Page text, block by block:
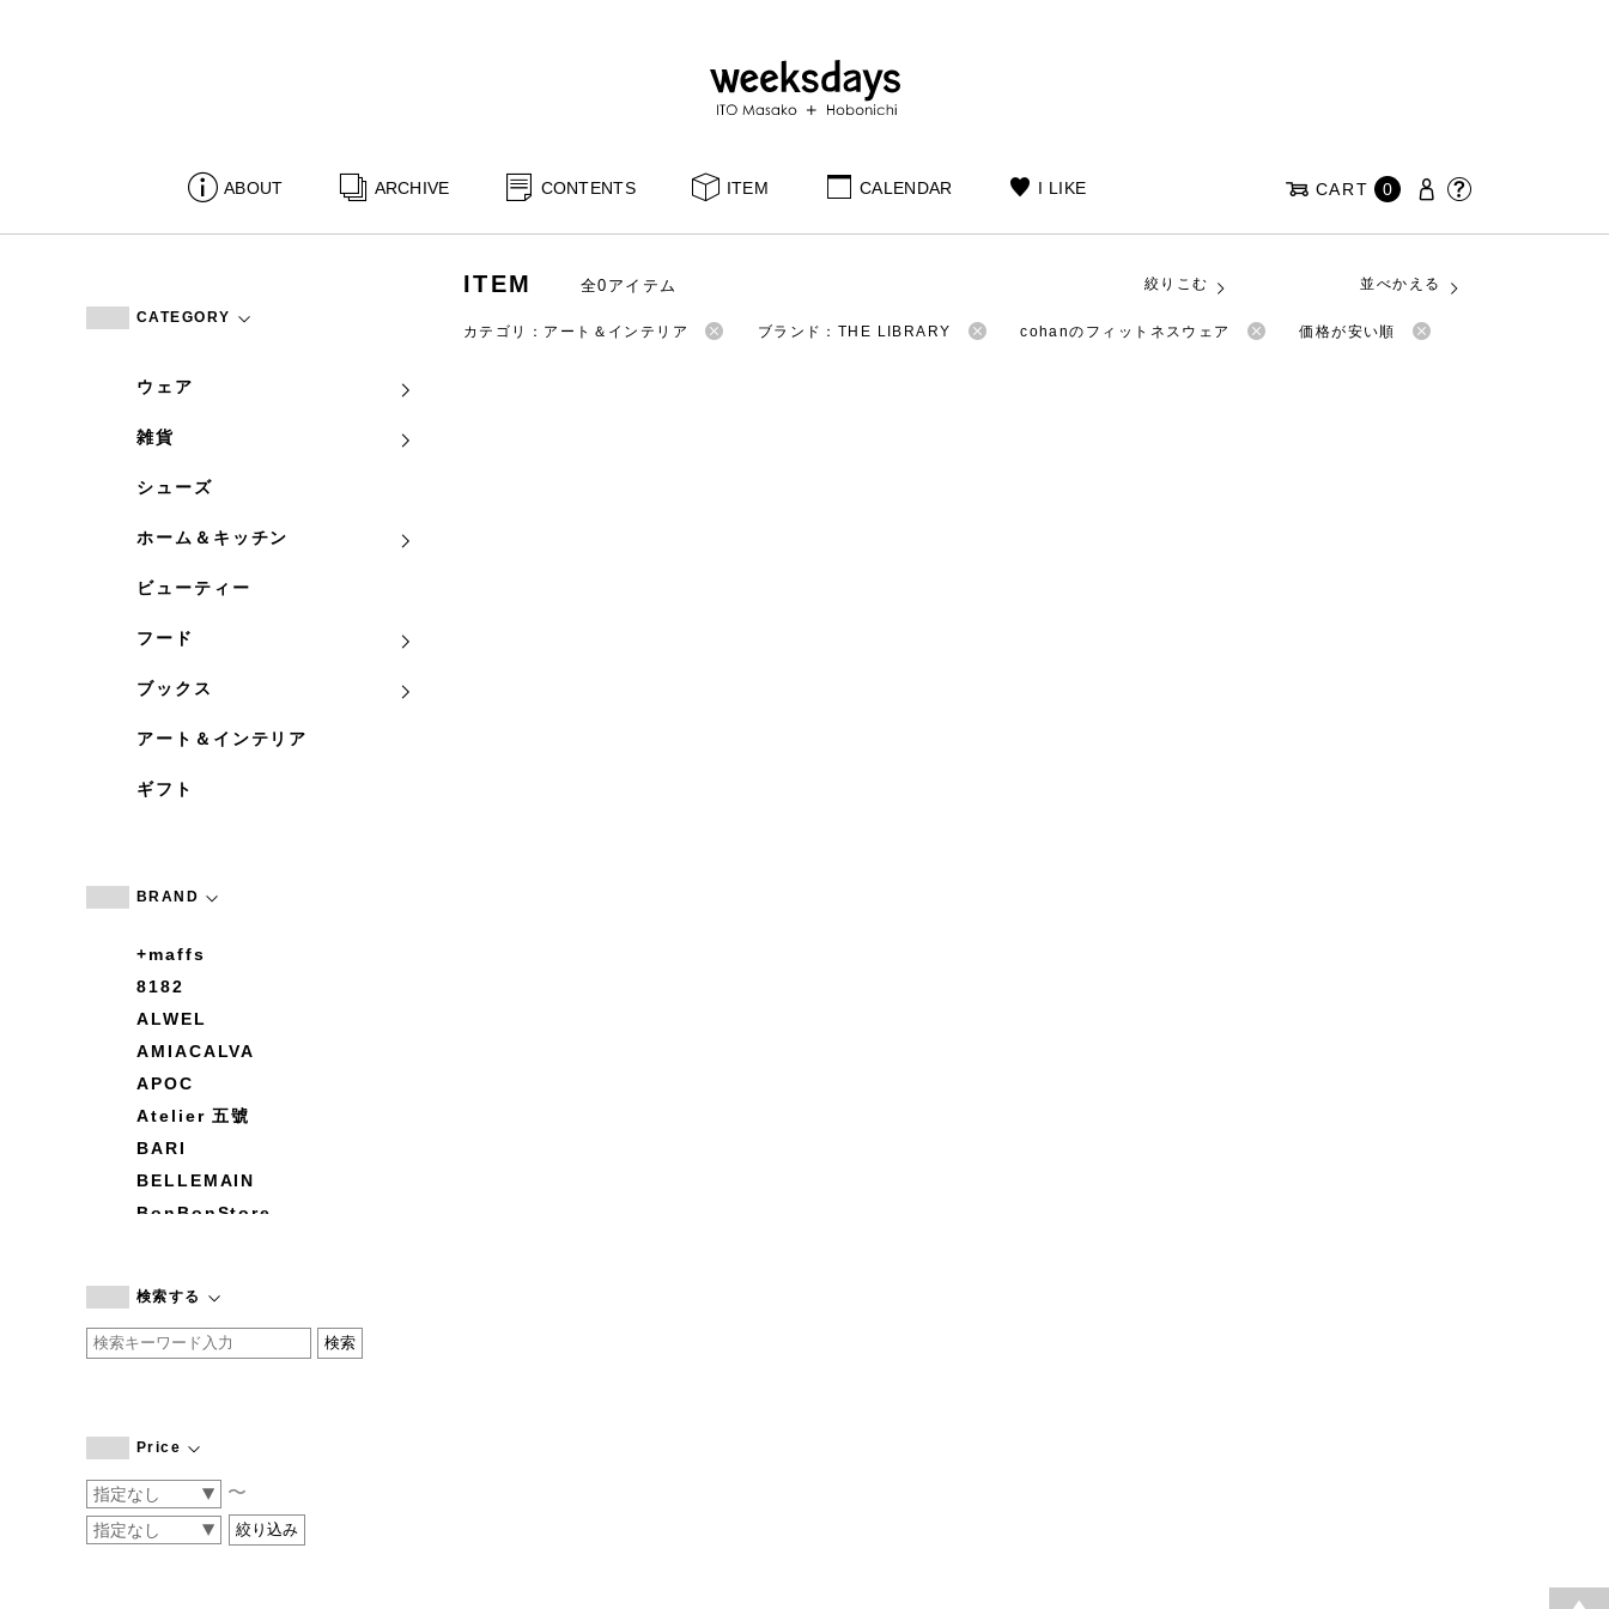
ABOUT ARCHIVE CONTENTS ITEM CALENDAR I LIKE CART 0
CATEGORY
ウェア
雑貨
シューズ
ホーム＆キッチン
ビューティー
フード
ブックス
アート＆インテリア
ギフト
BRAND
+maffs
8182
ALWEL
AMIACALVA
APOC
Atelier 五號
BARI
BELLEMAIN
BonBonStore
by basics
CATWORTH
COGTHEBIGSMOKE
CONVERSE
DEAN & DELUCA
検索する
Price
〜
ITEM 全0アイテム 絞りこむ 並べかえる
カテゴリ：アート＆インテリア ブランド：THE LIBRARY cohanのフィットネスウェア 価格が安い順